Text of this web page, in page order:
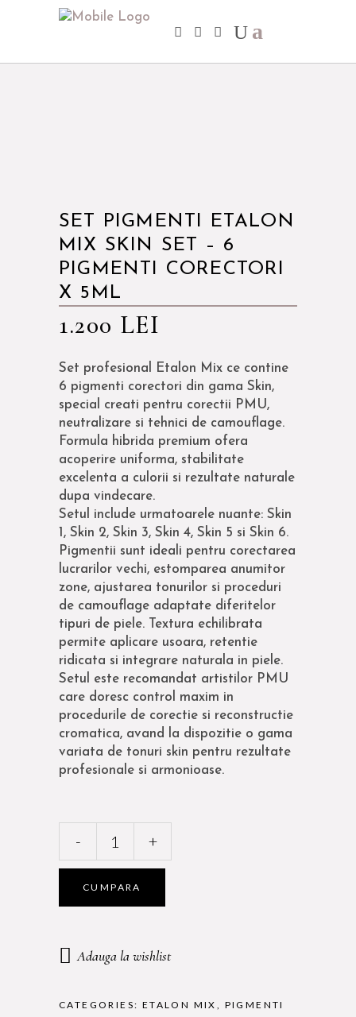
SET PIGMENTI ETALON
MIX SKIN SET – 6
PIGMENTI CORECTORI
X 5ML
1.200 LEI
Set profesional Etalon Mix ce contine
6 pigmenti corectori din gama Skin,
special creati pentru corectii PMU,
neutralizare si tehnici de camouflage.
Formula hibrida premium ofera
acoperire uniforma, stabilitate
excelenta a culorii si rezultate naturale
dupa vindecare.
Setul include urmatoarele nuante: Skin
1, Skin 2, Skin 3, Skin 4, Skin 5 si Skin 6.
Pigmentii sunt ideali pentru corectarea
lucrarilor vechi, estomparea anumitor
zone, ajustarea tonurilor si proceduri
de camouflage adaptate diferitelor
tipuri de piele. Textura echilibrata
permite aplicare usoara, retentie
ridicata si integrare naturala in piele.
Setul este recomandat artistilor PMU
care doresc control maxim in
procedurile de corectie si reconstructie
cromatica, avand la dispozitie o gama
variata de tonuri skin pentru rezultate
profesionale si armonioase.
Etalon
Skin
- +
CUMPARA
Adauga la wishlist
CATEGORIES: ETALON MIX , PIGMENTI